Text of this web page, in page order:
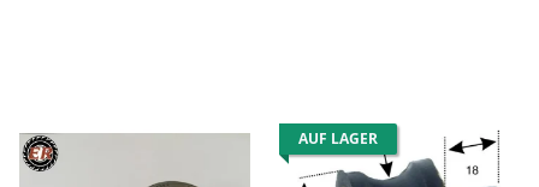
AUF LAGER